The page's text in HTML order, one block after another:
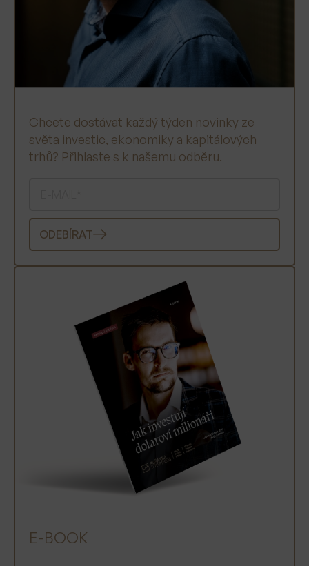
Chcete dostávat každý týden novinky ze
světa investic, ekonomiky a kapitálových
trhů? Přihlaste s k našemu odběru.
ODEBÍRAT
E-BOOK